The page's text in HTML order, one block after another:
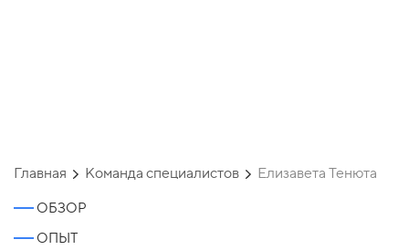
Главная Команда специалистов Елизавета Тенюта
ОБЗОР
ОПЫТ